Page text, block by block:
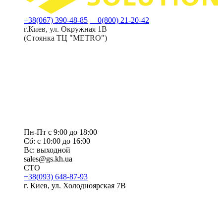
+38(067) 390-48-85
0(800) 21-20-42
г.Киев, ул. Окружная 1В
(Стоянка ТЦ "METRO")
Пн-Пт с 9:00 до 18:00
Сб: с 10:00 до 16:00
Вс: выходной
sales@gs.kh.ua
СТО
+38(093) 648-87-93
г. Киев, ул. Холодноярская 7В